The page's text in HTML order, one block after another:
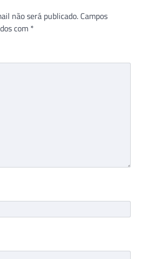
não será publicado. Campos
com *